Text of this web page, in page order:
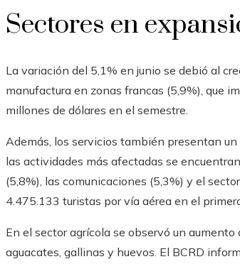
Sectores en
La variación del 5,1% en junio se debió al
manufactura en zonas francas (5,9%), que
millones de dólares en el semestre.
Además, los servicios también presentan
las actividades más afectadas se
(5,8%), las comunicaciones (5,3%) y el
4.475.133 turistas por vía aérea en el
En el sector agrícola se observó un
aguacates, gallinas y huevos. El BCRD